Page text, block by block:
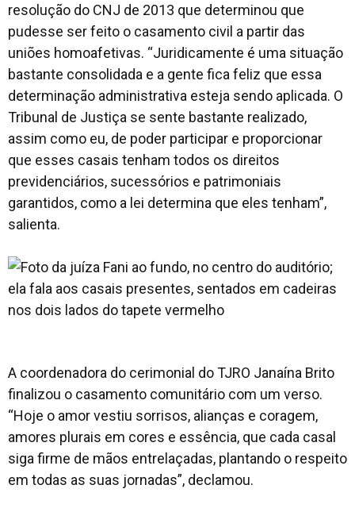
resolução do CNJ de 2013 que determinou que
pudesse ser feito o casamento civil a partir das
uniões homoafetivas. “Juridicamente é uma situação
bastante consolidada e a gente fica feliz que essa
determinação administrativa esteja sendo aplicada. O
Tribunal de Justiça se sente bastante realizado,
assim como eu, de poder participar e proporcionar
que esses casais tenham todos os direitos
previdenciários, sucessórios e patrimoniais
garantidos, como a lei determina que eles tenham”,
salienta.
A coordenadora do cerimonial do TJRO Janaína Brito
finalizou o casamento comunitário com um verso.
“Hoje o amor vestiu sorrisos, alianças e coragem,
amores plurais em cores e essência, que cada casal
siga firme de mãos entrelaçadas, plantando o respeito
em todas as suas jornadas”, declamou.